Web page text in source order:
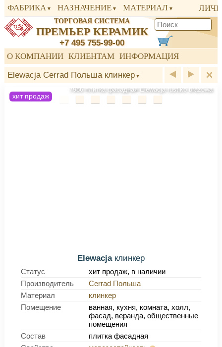
ФАБРИКА НАЗНАЧЕНИЕ МАТЕРИАЛ
ТОРГОВАЯ СИСТЕМА
ПРЕМЬЕР КЕРАМИК
+7 495 755-99-00
О КОМПАНИИ КЛИЕНТАМ ИНФОРМАЦИЯ
Elewacja Cerrad Польша клинкер
хит продаж
7986 плитка фасадная Elewacja rustiko brazowa
Elewacjaклинкер
Статус
хит продаж, в наличии
Производитель
Cerrad Польша
Материал
клинкер
Помещение
ванная, кухня, комната, холл,
фасад, веранда, общественные
помещения
Состав
плитка фасадная